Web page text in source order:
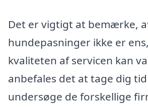
Det er vigtigt at bemærke,
hundepasninger ikke er
kvaliteten af servicen kan
anbefales det at tage dig
undersøge de forskellige